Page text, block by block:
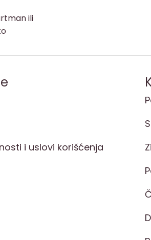
ili
i uslovi korišćenja